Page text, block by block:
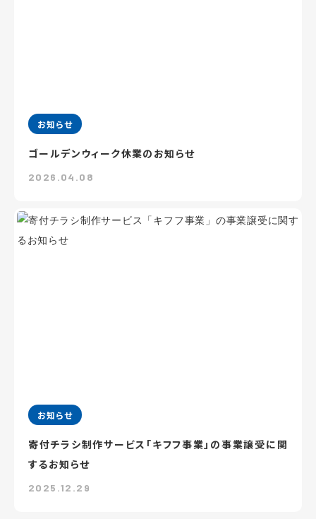
お知らせ
ゴールデンウィーク休業のお知らせ
2026.04.08
お知らせ
寄付チラシ制作サービス「キフフ事業」の事業譲受に関
するお知らせ
2025.12.29